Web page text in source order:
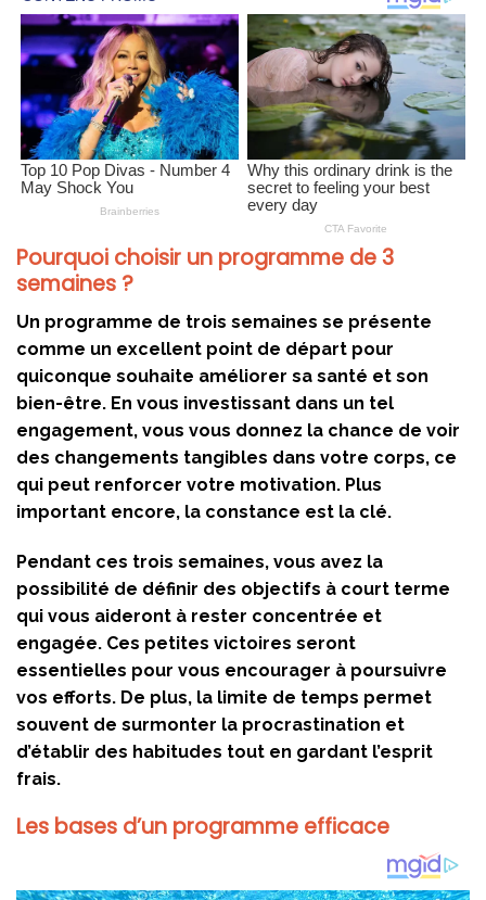
Pourquoi choisir un programme de 3
semaines ?
Un programme de trois semaines se présente
comme un excellent point de départ pour
quiconque souhaite améliorer sa santé et son
bien-être. En vous investissant dans un tel
engagement, vous vous donnez la chance de voir
des changements tangibles dans votre corps, ce
qui peut renforcer votre motivation. Plus
important encore, la constance est la clé.
Pendant ces trois semaines, vous avez la
possibilité de définir des objectifs à court terme
qui vous aideront à rester concentrée et
engagée. Ces petites victoires seront
essentielles pour vous encourager à poursuivre
vos efforts. De plus, la limite de temps permet
souvent de surmonter la procrastination et
d’établir des habitudes tout en gardant l’esprit
frais.
Les bases d’un programme efficace